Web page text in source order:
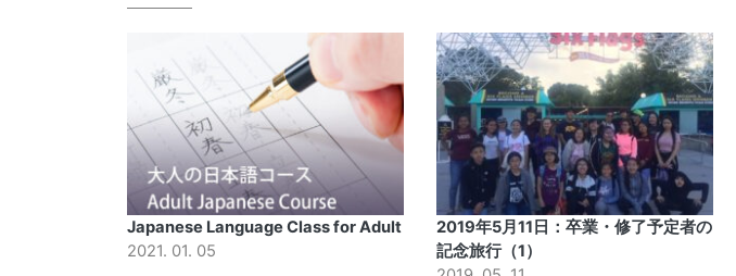
Japanese Language Class for Adult
2021. 01. 05
2019年5月11日：卒業・修了予定者の
記念旅行（1）